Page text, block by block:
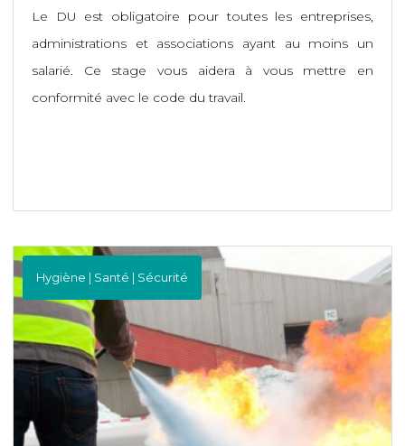
Le DU est obligatoire pour toutes les entreprises,
administrations et associations ayant au moins un
salarié. Ce stage vous aidera à vous mettre en
conformité avec le code du travail.
Hygiène | Santé | Sécurité